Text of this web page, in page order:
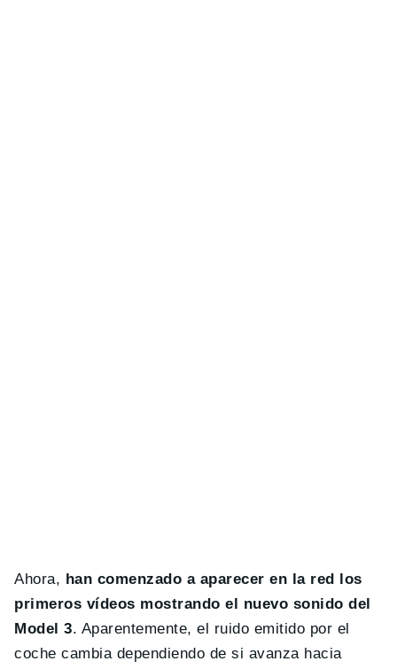
Ahora, han comenzado a aparecer en la red los
primeros vídeos mostrando el nuevo sonido del
Model 3. Aparentemente, el ruido emitido por el
coche cambia dependiendo de si avanza hacia